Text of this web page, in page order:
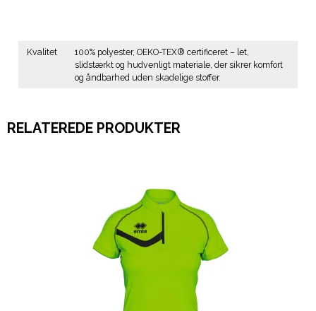
Kvalitet
100% polyester, OEKO-TEX® certificeret – let,
slidstærkt og hudvenligt materiale, der sikrer komfort
og åndbarhed uden skadelige stoffer.
RELATEREDE PRODUKTER